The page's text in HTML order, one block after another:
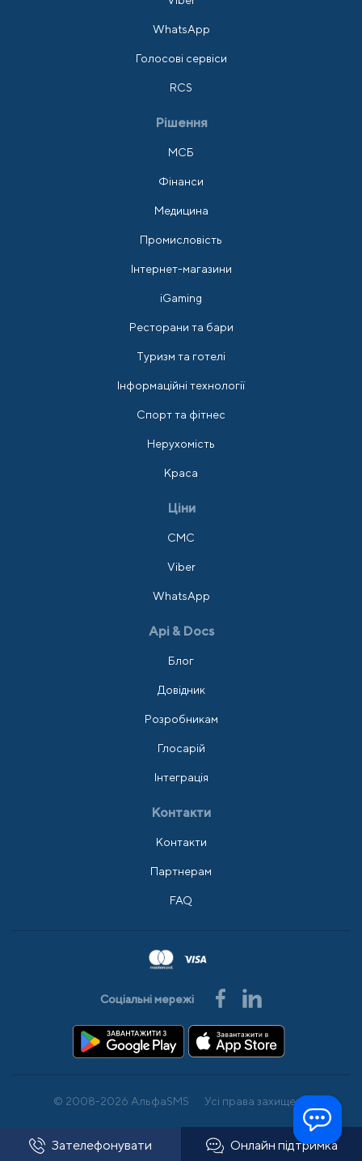
Зателефонувати Онлайн підтримка
WhatsApp
Голосові сервіси
RCS
Рішення
МСБ
Фінанси
Медицина
Промисловість
Інтернет-магазини
iGaming
Ресторани та бари
Туризм та готелі
Інформаційні технології
Спорт та фітнес
Нерухомість
Краса
Ціни
СМС
Viber
WhatsApp
Api & Docs
Блог
Довідник
Розробникам
Глосарій
Інтеграція
Контакти
Контакти
Партнерам
FAQ
Соціальні мережі
© 2008-2026 АльфаSMS Усі права захищено